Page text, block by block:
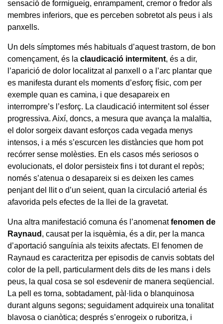
sensació de formigueig, enrampament, cremor o fredor als
membres inferiors, que es perceben sobretot als peus i als
panxells.
Un dels símptomes més habituals d’aquest trastorn, de bon
començament, és la claudicació intermitent, és a dir,
l’aparició de dolor localitzat al panxell o a l’arc plantar que
es manifesta durant els moments d’esforç físic, com per
exemple quan es camina, i que desapareix en
interrompre’s l’esforç. La claudicació intermitent sol ésser
progressiva. Així, doncs, a mesura que avança la malaltia,
el dolor sorgeix davant esforços cada vegada menys
intensos, i a més s’escurcen les distàncies que hom pot
recórrer sense molèsties. En els casos més seriosos o
evolucionats, el dolor persisteix fins i tot durant el repòs;
només s’atenua o desapareix si es deixen les cames
penjant del llit o d’un seient, quan la circulació arterial és
afavorida pels efectes de la llei de la gravetat.
Una altra manifestació comuna és l’anomenatfenomen de
Raynaud , causat per la isquèmia, és a dir, per la manca
d’aportació sanguínia als teixits afectats. El fenomen de
Raynaud es caracteritza per episodis de canvis sobtats del
color de la pell, particularment dels dits de les mans i dels
peus, la qual cosa se sol esdevenir de manera seqüencial.
La pell es torna, sobtadament, pàl·lida o blanquinosa
durant alguns segons; seguidament adquireix una tonalitat
blavosa o cianòtica; després s’enrogeix o ruboritza, i